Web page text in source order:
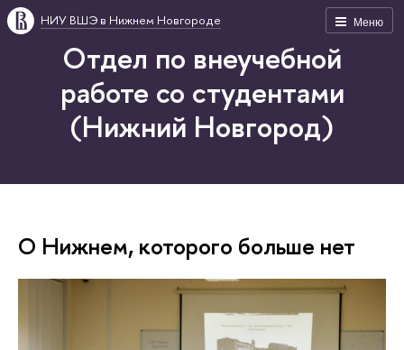
Меню
НИУ ВШЭ в Нижнем Новгороде
Отдел по внеучебной
работе со студентами
(Нижний Новгород)
О Нижнем, которого больше нет